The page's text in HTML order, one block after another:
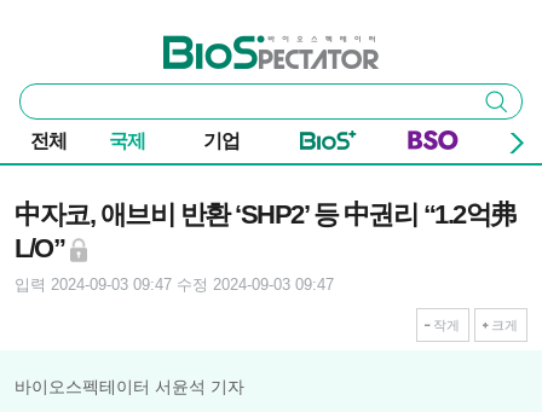
바이오스펙테이터
통
합
검
색
검색
전체 국제 기업
中자코, 애브비 반환 ‘SHP2’ 등 中권리 “1.2억弗
L/O”
입력 2024-09-03 09:47 수정 2024-09-03 09:47
작게 크게
바이오스펙테이터 서윤석 기자